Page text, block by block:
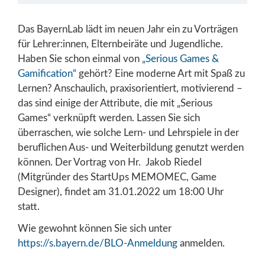
Das BayernLab lädt im neuen Jahr ein zu Vorträgen
für Lehrer:innen, Elternbeiräte und Jugendliche.
Haben Sie schon einmal von „Serious Games &
Gamification“ gehört? Eine moderne Art mit Spaß zu
Lernen? Anschaulich, praxisorientiert, motivierend –
das sind einige der Attribute, die mit „Serious
Games“ verknüpft werden. Lassen Sie sich
überraschen, wie solche Lern- und Lehrspiele in der
beruflichen Aus- und Weiterbildung genutzt werden
können. Der Vortrag von Hr. Jakob Riedel
(Mitgründer des StartUps MEMOMEC, Game
Designer), findet am 31.01.2022 um 18:00 Uhr
statt.
Wie gewohnt können Sie sich unter
https://s.bayern.de/BLO-Anmeldung anmelden.